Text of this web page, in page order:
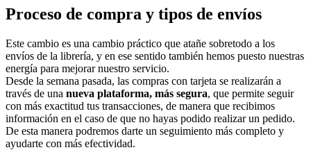
Proceso de compra y tipos de envíos
Este cambio es una cambio práctico que atañe sobretodo a los
envíos de la librería, y en ese sentido también hemos puesto nuestras
energía para mejorar nuestro servicio.
Desde la semana pasada, las compras con tarjeta se realizarán a
través de una nueva plataforma, más segura, que permite seguir
con más exactitud tus transacciones, de manera que recibimos
información en el caso de que no hayas podido realizar un pedido.
De esta manera podremos darte un seguimiento más completo y
ayudarte con más efectividad.